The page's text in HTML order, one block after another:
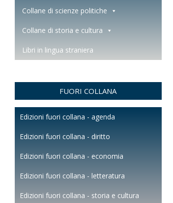
Collane di scienze politiche
Collane di storia e cultura
Libri in lingua straniera
FUORI COLLANA
Edizioni fuori collana - agenda
Edizioni fuori collana - diritto
Edizioni fuori collana - economia
Edizioni fuori collana - letteratura
Edizioni fuori collana - storia e cultura